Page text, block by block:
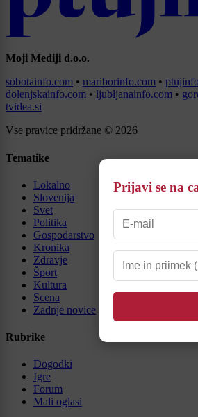
Moji Mediji d.o.o.
sobotainfo.com • mariborinfo.com •
dolenjskainfo.com • ljubljanainfo.com •
tvidea.si
Vse pravice pridržane © 2026
Tematike
Lokalno
Slovenija
Svet
Politika
Gospodarstvo
Kronika
Zdravje
Šport
Kultura
Scena
Zadnje novice
Rubrike
Dogodki
Igre
Forum
Mali oglasi
Prijavi se na